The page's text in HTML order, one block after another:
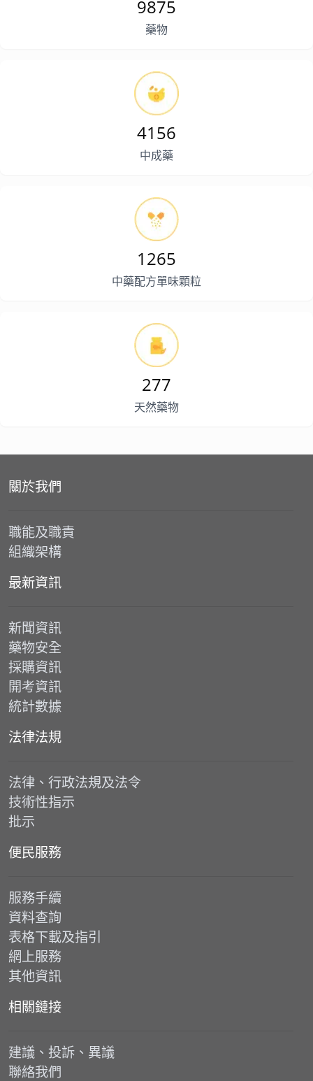
9875
藥物
4156
中成藥
1265
中藥配方單味顆粒
277
天然藥物
關於我們
職能及職責
組織架構
最新資訊
新聞資訊
藥物安全
採購資訊
開考資訊
統計數據
法律法規
法律、行政法規及法令
技術性指示
批示
便民服務
服務手續
資料查詢
表格下載及指引
網上服務
其他資訊
相關鏈接
建議、投訴、異議
聯絡我們